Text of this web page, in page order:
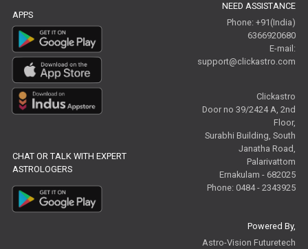
APPS
CHAT OR TALK WITH EXPERT
ASTROLOGERS
NEED ASSISTANCE
Phone: +91(India)
6366920680
E-mail:
support@clickastro.com
Clickastro
Door no 39/2424 A, 2nd
Floor,
Surabhi Building, South
Janatha Road,
Palarivattom
Ernakulam - 682025
Phone: 0484 - 2343925
Powered By,
Astro-Vision Futuretech